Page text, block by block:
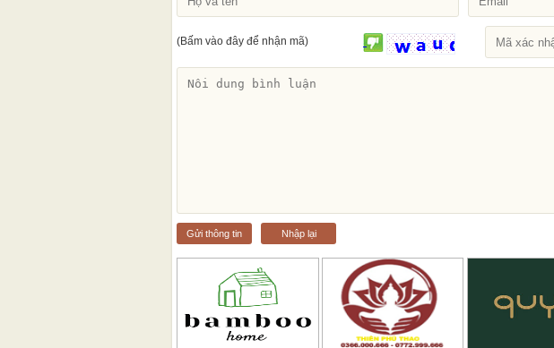
(Bấm vào đây để nhận mã)
Gửi thông tin Nhập lại